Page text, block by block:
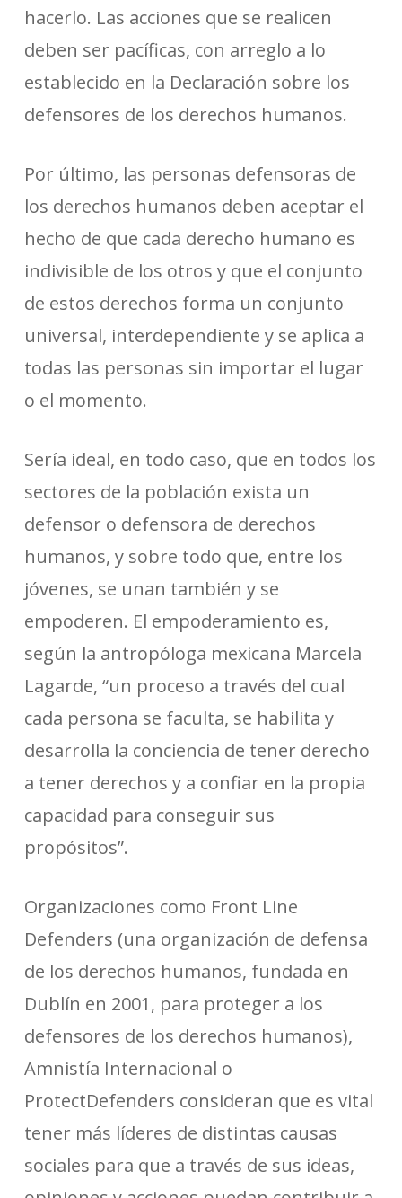
hacerlo. Las acciones que se realicen
deben ser pacíficas, con arreglo a lo
establecido en la Declaración sobre los
defensores de los derechos humanos.
Por último, las personas defensoras de
los derechos humanos deben aceptar el
hecho de que cada derecho humano es
indivisible de los otros y que el conjunto
de estos derechos forma un conjunto
universal, interdependiente y se aplica a
todas las personas sin importar el lugar
o el momento.
Sería ideal, en todo caso, que en todos los
sectores de la población exista un
defensor o defensora de derechos
humanos, y sobre todo que, entre los
jóvenes, se unan también y se
empoderen. El empoderamiento es,
según la antropóloga mexicana Marcela
Lagarde, “un proceso a través del cual
cada persona se faculta, se habilita y
desarrolla la conciencia de tener derecho
a tener derechos y a confiar en la propia
capacidad para conseguir sus
propósitos”.
Organizaciones como Front Line
Defenders (una organización de defensa
de los derechos humanos, fundada en
Dublín en 2001, para proteger a los
defensores de los derechos humanos),
Amnistía Internacional o
ProtectDefenders consideran que es vital
tener más líderes de distintas causas
sociales para que a través de sus ideas,